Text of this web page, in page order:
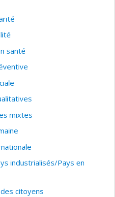
santé
mixtes
industrialisés/Pays en
citoyens